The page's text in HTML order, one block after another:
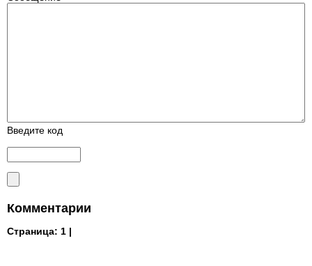
Введите код
Комментарии
Страница: 1 |